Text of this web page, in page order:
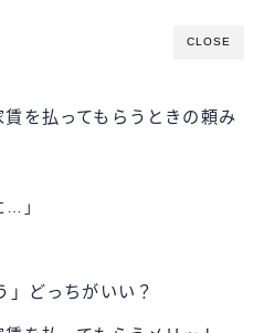
CLOSE
を払ってもらうときの頼み
…」
」どっちがいい？